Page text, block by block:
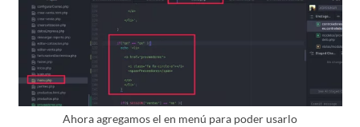
Ahora agregamos el en menú para poder usarlo